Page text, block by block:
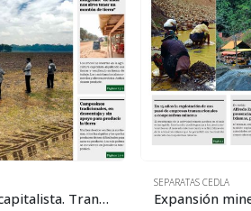
Agricultura capitalista. Transformaciones en el sudeste del Beni
SEPARATAS CEDLA